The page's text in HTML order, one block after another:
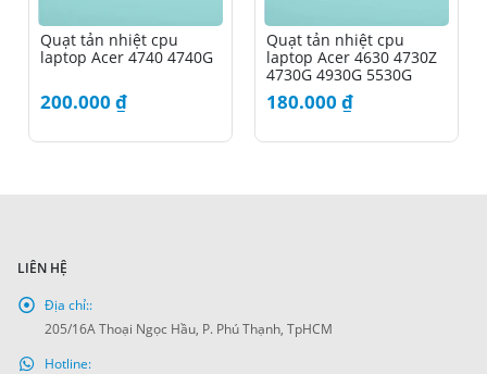
Quạt tản nhiệt cpu
laptop Acer 4740 4740G
200.000 ₫
Quạt tản nhiệt cpu
laptop Acer 4630 4730Z
4730G 4930G 5530G
180.000 ₫
LIÊN HỆ
Địa chỉ::
205/16A Thoại Ngọc Hầu, P. Phú Thạnh, TpHCM
Hotline: